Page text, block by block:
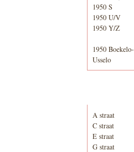
1950 S
1950 U/V
1950 Y/Z
1950 Boekelo-
Usselo
A straat
C straat
E straat
G straat